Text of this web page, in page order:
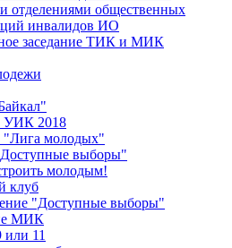
отделениями общественных
инвалидов ИО
заседание ТИК и МИК
УИК 2018
"Лига молодых"
выборы"
молодым!
клуб
"Доступные выборы"
МИК
или 11